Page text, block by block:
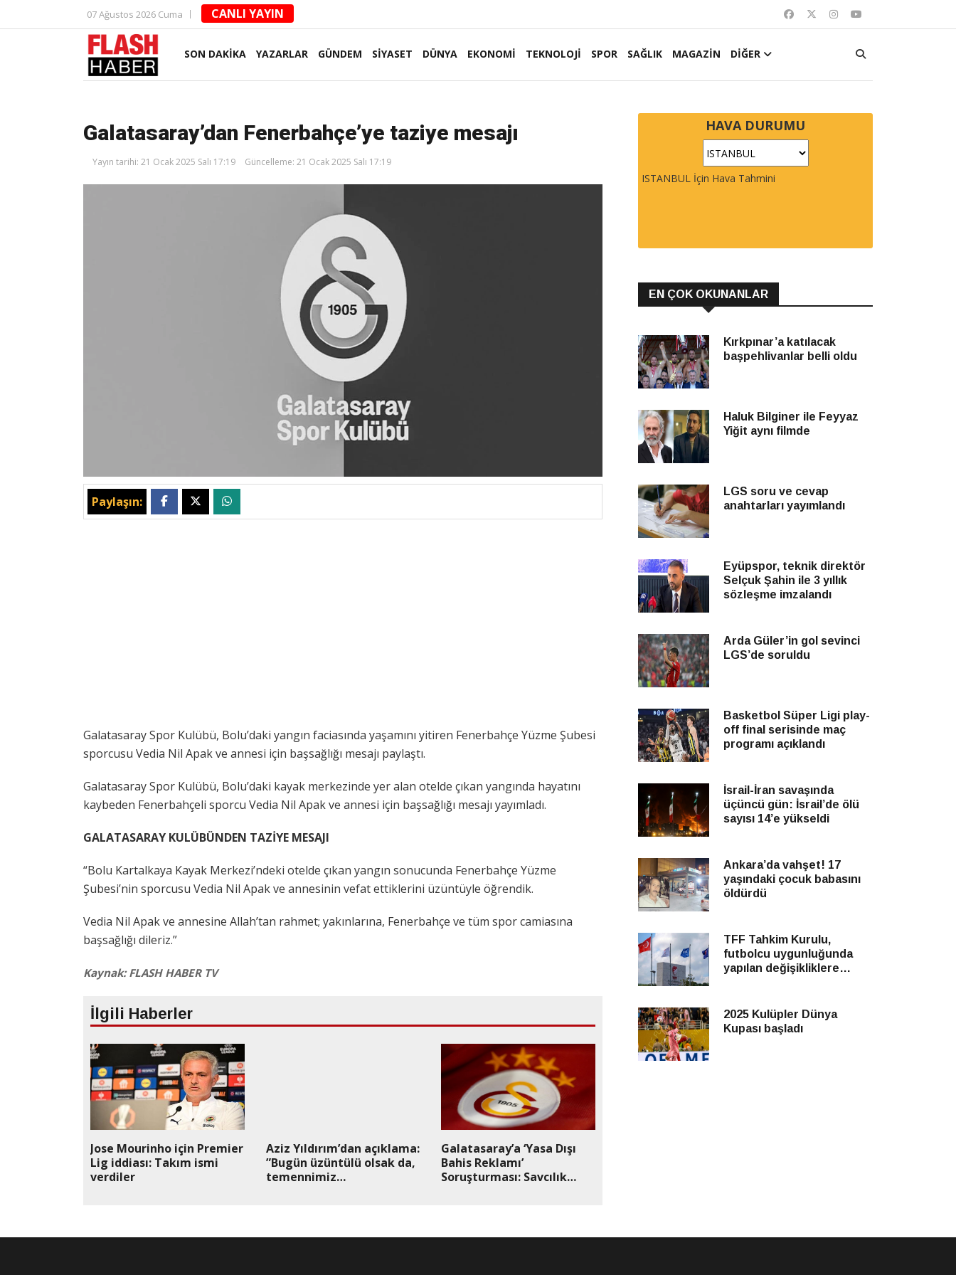
07 Ağustos 2026 Cuma CANLI YAYIN
SON DAKİKA YAZARLAR GÜNDEM SİYASET DÜNYA EKONOMİ TEKNOLOJİ SPOR SAĞLIK MAGAZİN DİĞER
Galatasaray’dan Fenerbahçe’ye taziye mesajı
Yayın tarihi: 21 Ocak 2025 Salı 17:19 Güncelleme: 21 Ocak 2025 Salı 17:19
Paylaşın:
Galatasaray Spor Kulübü, Bolu’daki yangın faciasında yaşamını yitiren Fenerbahçe Yüzme Şubesi
sporcusu Vedia Nil Apak ve annesi için başsağlığı mesajı paylaştı.
Galatasaray Spor Kulübü, Bolu’daki kayak merkezinde yer alan otelde çıkan yangında hayatını
kaybeden Fenerbahçeli sporcu Vedia Nil Apak ve annesi için başsağlığı mesajı yayımladı.
GALATASARAY KULÜBÜNDEN TAZİYE MESAJI
“Bolu Kartalkaya Kayak Merkezi’ndeki otelde çıkan yangın sonucunda Fenerbahçe Yüzme
Şubesi’nin sporcusu Vedia Nil Apak ve annesinin vefat ettiklerini üzüntüyle öğrendik.
Vedia Nil Apak ve annesine Allah’tan rahmet; yakınlarına, Fenerbahçe ve tüm spor camiasına
başsağlığı dileriz.”
Kaynak: FLASH HABER TV
İlgili Haberler
Jose Mourinho için Premier
Lig iddiası: Takım ismi
verdiler
Aziz Yıldırım’dan açıklama:
”Bugün üzüntülü olsak da,
temennimiz
Galatasaray’a ‘Yasa Dışı
Bahis Reklamı’
Soruşturması: Savcılık
HAVA DURUMU
ISTANBUL İçin Hava Tahmini
EN ÇOK OKUNANLAR
Kırkpınar’a katılacak
başpehlivanlar belli oldu
Haluk Bilginer ile Feyyaz
Yiğit aynı filmde
LGS soru ve cevap
anahtarları yayımlandı
Eyüpspor, teknik direktör
Selçuk Şahin ile 3 yıllık
sözleşme imzalandı
Arda Güler’in gol sevinci
LGS’de soruldu
Basketbol Süper Ligi play-
off final serisinde maç
programı açıklandı
İsrail-İran savaşında
üçüncü gün: İsrail’de ölü
sayısı 14’e yükseldi
Ankara’da vahşet! 17
yaşındaki çocuk babasını
öldürdü
TFF Tahkim Kurulu,
futbolcu uygunluğunda
yapılan değişikliklere
2025 Kulüpler Dünya
Kupası başladı